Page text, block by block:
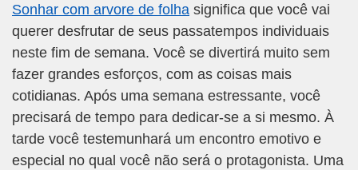
Sonhar com arvore de folha significa que você vai
querer desfrutar de seus passatempos individuais
neste fim de semana. Você se divertirá muito sem
fazer grandes esforços, com as coisas mais
cotidianas. Após uma semana estressante, você
precisará de tempo para dedicar-se a si mesmo. À
tarde você testemunhará um encontro emotivo e
especial no qual você não será o protagonista. Uma